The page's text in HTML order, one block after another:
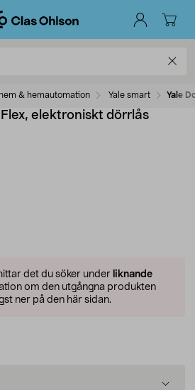
& hemautomation Yale smart Yale
elektroniskt dörrlås
det du söker under liknande
om den utgångna produkten
ner på den här sidan.